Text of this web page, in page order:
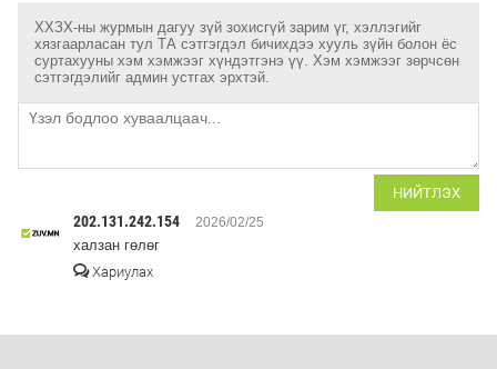
ХХЗХ-ны журмын дагуу зүй зохисгүй зарим үг, хэллэгийг
хязгаарласан тул ТА сэтгэгдэл бичихдээ хууль зүйн болон ёс
суртахууны хэм хэмжээг хүндэтгэнэ үү. Хэм хэмжээг зөрчсөн
сэтгэгдэлийг админ устгах эрхтэй.
НИЙТЛЭХ
202.131.242.154 2026/02/25
халзан гөлөг
Хариулах